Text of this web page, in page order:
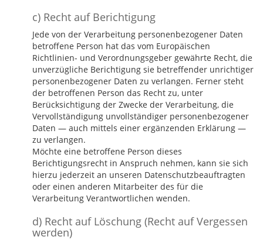
c) Recht auf Berichtigung
Jede von der Verarbeitung personenbezogener Daten
betroffene Person hat das vom Europäischen
Richtlinien- und Verordnungsgeber gewährte Recht, die
unverzügliche Berichtigung sie betreffender unrichtiger
personenbezogener Daten zu verlangen. Ferner steht
der betroffenen Person das Recht zu, unter
Berücksichtigung der Zwecke der Verarbeitung, die
Vervollständigung unvollständiger personenbezogener
Daten — auch mittels einer ergänzenden Erklärung —
zu verlangen.
Möchte eine betroffene Person dieses
Berichtigungsrecht in Anspruch nehmen, kann sie sich
hierzu jederzeit an unseren Datenschutzbeauftragten
oder einen anderen Mitarbeiter des für die
Verarbeitung Verantwortlichen wenden.
d) Recht auf Löschung (Recht auf Vergessen
werden)